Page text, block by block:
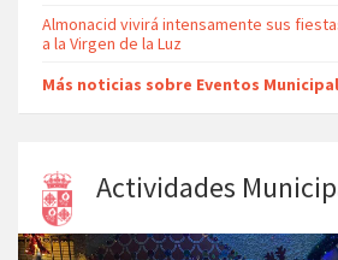
Almonacid vivirá intensamente sus
a la Virgen de la Luz
Más noticias sobre Eventos
Actividades